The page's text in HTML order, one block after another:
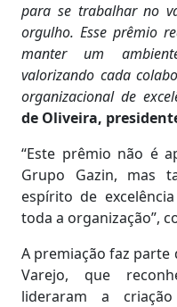
para se trabalhar no
orgulho. Esse prêmio
manter um
valorizando cada
organizacional de
de Oliveira,
“Este prêmio não é
Grupo Gazin, mas
espírito de
toda a organização”,
A premiação faz parte
Varejo, que
lideraram a